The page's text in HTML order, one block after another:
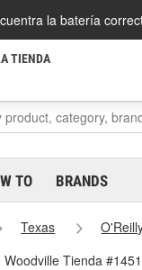
la batería
TIENDA
TO BRANDS
Texas
Tienda #1451